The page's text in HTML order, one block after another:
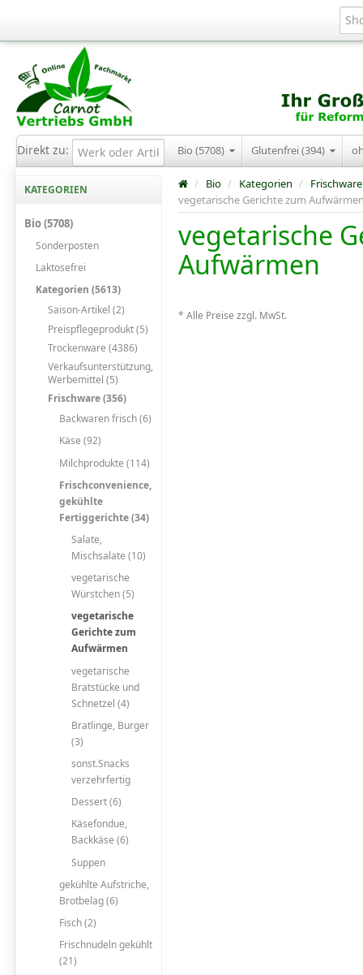
Direkt zu: Bio (5708) Glutenfrei (394)
KATEGORIEN
Bio (5708)
Sonderposten
Laktosefrei
Kategorien (5613)
Saison-Artikel (2)
Preispflegeprodukt (5)
Trockenware (4386)
Verkaufsunterstützung,
Werbemittel (5)
Frischware (356)
Backwaren frisch (6)
Käse (92)
Milchprodukte (114)
Frischconvenience,
gekühlte
Fertiggerichte (34)
Salate,
Mischsalate (10)
vegetarische
Würstchen (5)
vegetarische
Gerichte zum
Aufwärmen
vegetarische
Bratstücke und
Schnetzel (4)
Bratlinge, Burger
(3)
sonst.Snacks
verzehrfertig
Dessert (6)
Käsefondue,
Backkäse (6)
Suppen
gekühlte Aufstriche,
Brotbelag (6)
Fisch (2)
Frischnudeln gekühlt
(21)
/ Bio / Kategorien / Frischware
vegetarische Gerichte zum
vegetarische
Aufwärmen
* Alle Preise zzgl. MwSt.